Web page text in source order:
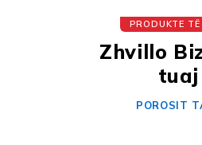
PRODUKTE TË
Zhvillo
tuaj
POROSIT